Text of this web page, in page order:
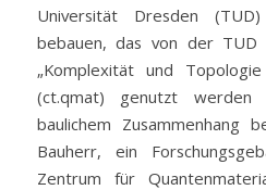
Universität Dresden
bebauen, das von der TUD
„Komplexität und
(ct.qmat) genutzt werden
baulichem Zusammenhang
Bauherr, ein
Zentrum für